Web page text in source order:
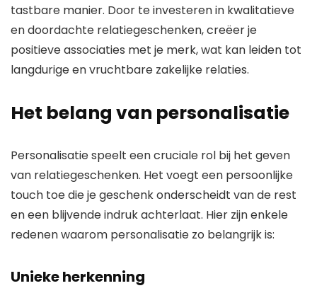
tastbare manier. Door te investeren in kwalitatieve
en doordachte relatiegeschenken, creëer je
positieve associaties met je merk, wat kan leiden tot
langdurige en vruchtbare zakelijke relaties.
Het belang van personalisatie
Personalisatie speelt een cruciale rol bij het geven
van relatiegeschenken. Het voegt een persoonlijke
touch toe die je geschenk onderscheidt van de rest
en een blijvende indruk achterlaat. Hier zijn enkele
redenen waarom personalisatie zo belangrijk is:
Unieke herkenning